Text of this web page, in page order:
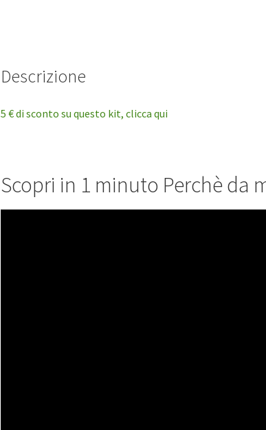
Descrizione
5 € di sconto su questo kit, clicca qui
Scopri in 1 minuto Perchè da